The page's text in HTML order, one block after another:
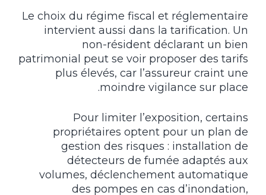
Le choix du régime fiscal et réglementaire
intervient aussi dans la tarification. Un
non-résident déclarant un bien
patrimonial peut se voir proposer des tarifs
plus élevés, car l’assureur craint une
moindre vigilance sur place.
Pour limiter l’exposition, certains
propriétaires optent pour un plan de
gestion des risques : installation de
détecteurs de fumée adaptés aux
volumes, déclenchement automatique
des pompes en cas d’inondation,